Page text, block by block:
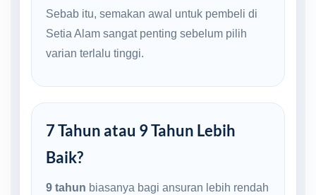
Sebab itu, semakan awal untuk pembeli di
Setia Alam sangat penting sebelum pilih
varian terlalu tinggi.
7 Tahun atau 9 Tahun Lebih
Baik?
9 tahun biasanya bagi ansuran lebih rendah